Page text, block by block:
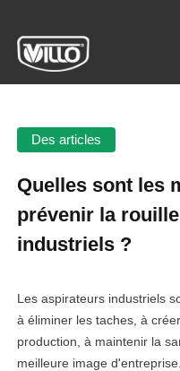
Des articles
Quelles sont les
prévenir la
industriels ?
Les aspirateurs industriels
à éliminer les taches, à
production, à maintenir la
meilleure image